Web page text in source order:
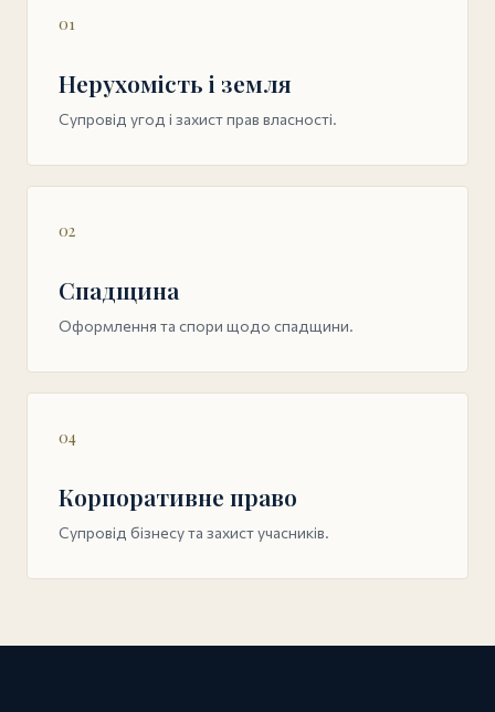
01
Нерухомість і земля
Супровід угод і захист прав власності.
02
Спадщина
Оформлення та спори щодо спадщини.
04
Корпоративне право
Супровід бізнесу та захист учасників.